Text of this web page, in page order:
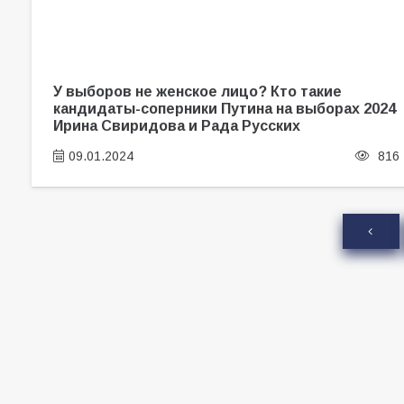
У выборов не женское лицо? Кто такие
кандидаты-соперники Путина на выборах 2024
Ирина Свиридова и Рада Русских
09.01.2024 816